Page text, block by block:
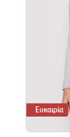
Ευκαιρία